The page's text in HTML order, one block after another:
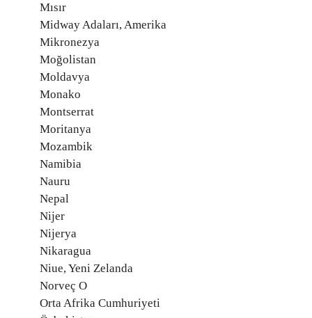
Mısır
Midway Adaları, Amerika
Mikronezya
Moğolistan
Moldavya
Monako
Montserrat
Moritanya
Mozambik
Namibia
Nauru
Nepal
Nijer
Nijerya
Nikaragua
Niue, Yeni Zelanda
Norveç O
Orta Afrika Cumhuriyeti